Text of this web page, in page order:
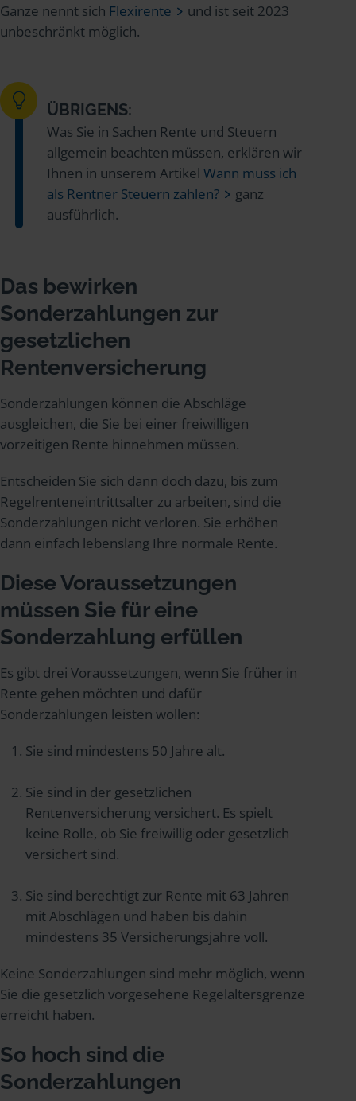
Ganze nennt sich Flexirente
und ist seit 2023
unbeschränkt möglich.
ÜBRIGENS:
Was Sie in Sachen Rente und Steuern
allgemein beachten müssen, erklären wir
Ihnen in unserem Artikel Wann muss ich
als Rentner Steuern zahlen?
ganz
ausführlich.
Das bewirken
Sonderzahlungen zur
gesetzlichen
Rentenversicherung
Sonderzahlungen können die Abschläge
ausgleichen, die Sie bei einer freiwilligen
vorzeitigen Rente hinnehmen müssen.
Entscheiden Sie sich dann doch dazu, bis zum
Regelrenteneintrittsalter zu arbeiten, sind die
Sonderzahlungen nicht verloren. Sie erhöhen
dann einfach lebenslang Ihre normale Rente.
Diese Voraussetzungen
müssen Sie für eine
Sonderzahlung erfüllen
Es gibt drei Voraussetzungen, wenn Sie früher in
Rente gehen möchten und dafür
Sonderzahlungen leisten wollen:
Sie sind mindestens 50 Jahre alt.
Sie sind in der gesetzlichen
Rentenversicherung versichert. Es spielt
keine Rolle, ob Sie freiwillig oder gesetzlich
versichert sind.
Sie sind berechtigt zur Rente mit 63 Jahren
mit Abschlägen und haben bis dahin
mindestens 35 Versicherungsjahre voll.
Keine Sonderzahlungen sind mehr möglich, wenn
Sie die gesetzlich vorgesehene Regelaltersgrenze
erreicht haben.
So hoch sind die
Sonderzahlungen